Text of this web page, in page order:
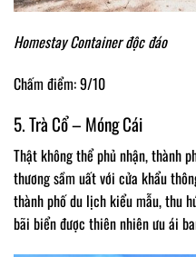
Homestay Container độc đáo
Chấm điểm: 9/10
5. Trà Cổ – Móng Cái
Thật không thể phủ nhận, thành
thương sầm uất với cửa khẩu
thành phố du lịch kiểu mẫu, thu
bãi biển được thiên nhiên ưu ái